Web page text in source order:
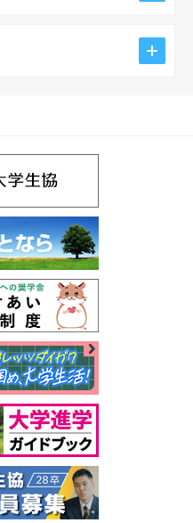
企画実施のご案内
皆様へ
向けサービスのご案内